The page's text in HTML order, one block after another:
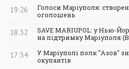
19:26
Голоси Маріуполя:
оголошень
18:32
SAVE MARIUPOL: у Нью-
на підтримку Маріуполя
17:34
У Маріуполі полк "Азов"
окупантів